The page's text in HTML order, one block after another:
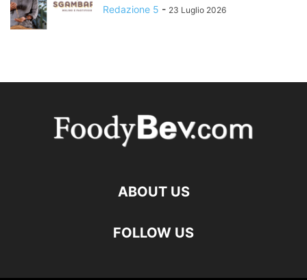
Redazione 5 - 23 Luglio 2026
ABOUT US
FOLLOW US